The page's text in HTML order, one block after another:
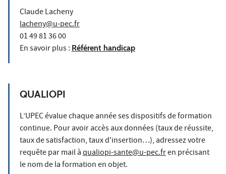
Claude Lacheny
lacheny@u-pec.fr
01 49 81 36 00
En savoir plus : Référent handicap
QUALIOPI
L’UPEC évalue chaque année ses dispositifs de formation
continue. Pour avoir accès aux données (taux de réussite,
taux de satisfaction, taux d'insertion…), adressez votre
requête par mail àqualiopi-sante@u-pec.fren précisant
le nom de la formation en objet.